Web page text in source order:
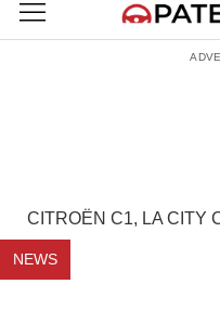
CITROËN C1, LA CITY
NEWS